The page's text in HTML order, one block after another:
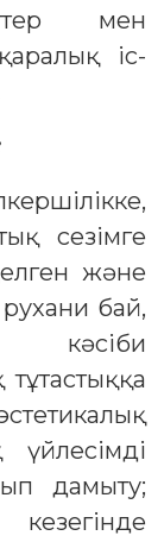
мен
іс-
сезімге
және
бай,
кәсіби
дамыту;